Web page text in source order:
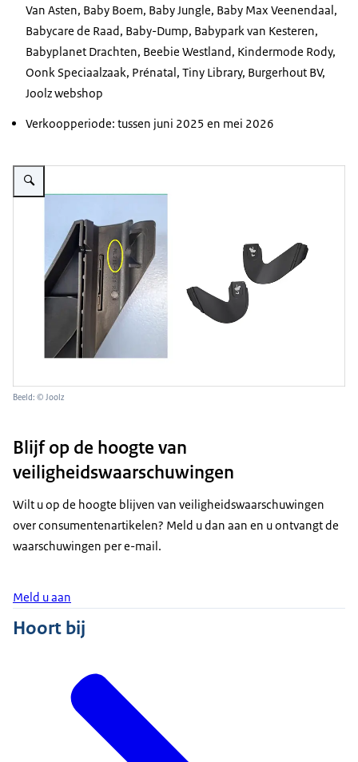
Van Asten, Baby Boem, Baby Jungle, Baby Max Veenendaal,
Babycare de Raad, Baby-Dump, Babypark van Kesteren,
Babyplanet Drachten, Beebie Westland, Kindermode Rody,
Oonk Speciaalzaak, Prénatal, Tiny Library, Burgerhout BV,
Joolz webshop
Verkoopperiode: tussen juni 2025 en mei 2026
Vergroot afbeelding Joolz Aer2 Autostoel adapterserie
Beeld: © Joolz
Blijf op de hoogte van
veiligheidswaarschuwingen
Wilt u op de hoogte blijven van veiligheidswaarschuwingen
over consumentenartikelen? Meld u dan aan en u ontvangt de
waarschuwingen per e-mail.
Meld u aan
Hoort bij